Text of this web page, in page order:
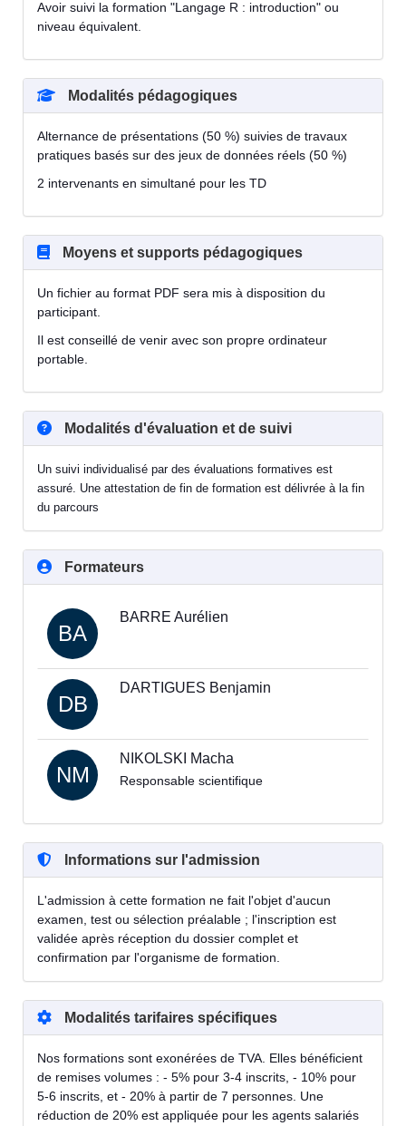
Avoir suivi la formation "Langage R : introduction" ou
niveau équivalent.
Modalités pédagogiques
Alternance de présentations (50 %) suivies de travaux
pratiques basés sur des jeux de données réels (50 %)
2 intervenants en simultané pour les TD
Moyens et supports pédagogiques
Un fichier au format PDF sera mis à disposition du
participant.
Il est conseillé de venir avec son propre ordinateur
portable.
Modalités d'évaluation et de suivi
Un suivi individualisé par des évaluations formatives est
assuré. Une attestation de fin de formation est délivrée à la fin
du parcours
Formateurs
BA
BARRE Aurélien
DB
DARTIGUES Benjamin
NM
NIKOLSKI Macha
Responsable scientifique
Informations sur l'admission
L'admission à cette formation ne fait l'objet d'aucun
examen, test ou sélection préalable ; l'inscription est
validée après réception du dossier complet et
confirmation par l'organisme de formation.
Modalités tarifaires spécifiques
Nos formations sont exonérées de TVA. Elles bénéficient
de remises volumes : - 5% pour 3-4 inscrits, - 10% pour
5-6 inscrits, et - 20% à partir de 7 personnes. Une
réduction de 20% est appliquée pour les agents salariés